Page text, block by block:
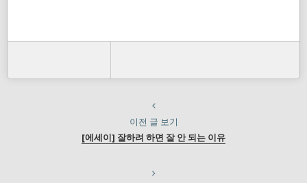
이전 글 보기
[에세이] 잘하려 하면 잘 안 되는 이유